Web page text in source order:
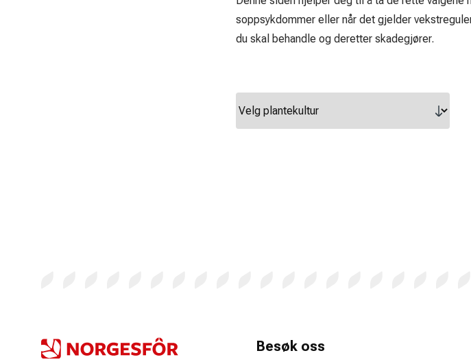
soppsykdommer eller når det gjelder
du skal behandle og deretter skadegjører.
Besøk oss